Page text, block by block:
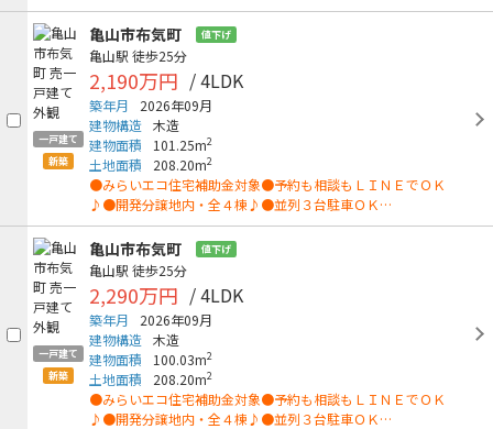
一戸建て
新築
亀山市布気町 値下げ
亀山駅 徒歩25分
2,190万円 / 4LDK
築年月
2026年09月
建物構造 木造
建物面積
101.25m2
土地面積 208.20m2
●みらいエコ住宅補助金対象●予約も相談もＬＩＮＥでＯＫ
♪●開発分譲地内・全４棟♪●並列３台駐車ＯＫ…
一戸建て
新築
亀山市布気町 値下げ
亀山駅 徒歩25分
2,290万円 / 4LDK
築年月
2026年09月
建物構造 木造
建物面積
100.03m2
土地面積 208.20m2
●みらいエコ住宅補助金対象●予約も相談もＬＩＮＥでＯＫ
♪●開発分譲地内・全４棟♪●並列３台駐車ＯＫ…